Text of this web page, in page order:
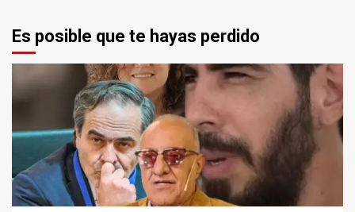
Es posible que te hayas perdido